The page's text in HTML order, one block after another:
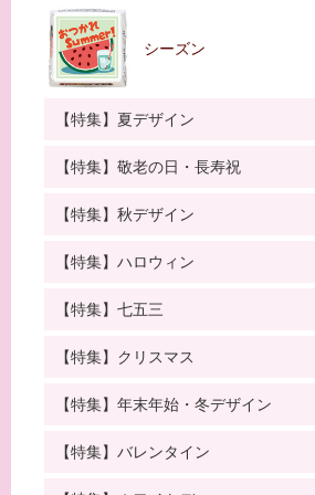
シーズン
【特集】夏デザイン
【特集】敬老の日・長寿祝
【特集】秋デザイン
【特集】ハロウィン
【特集】七五三
【特集】クリスマス
【特集】年末年始・冬デザイン
【特集】バレンタイン